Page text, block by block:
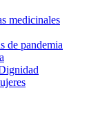
medicinales
de pandemia